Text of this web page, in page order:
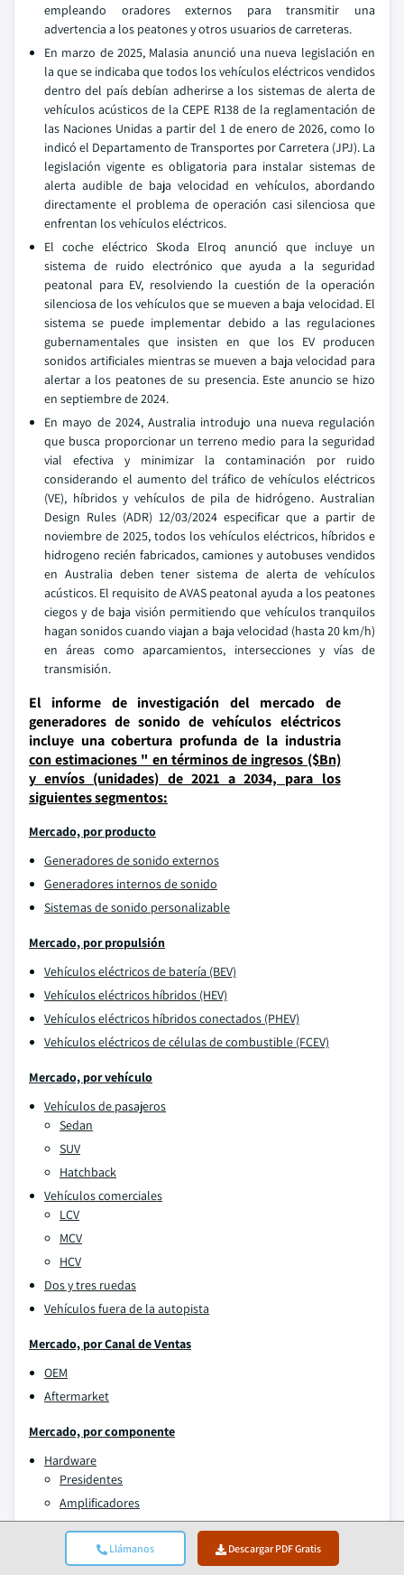
Llámanos Descargar PDF Gratis
empleando oradores externos para transmitir una
advertencia a los peatones y otros usuarios de carreteras.
En marzo de 2025, Malasia anunció una nueva legislación en
la que se indicaba que todos los vehículos eléctricos vendidos
dentro del país debían adherirse a los sistemas de alerta de
vehículos acústicos de la CEPE R138 de la reglamentación de
las Naciones Unidas a partir del 1 de enero de 2026, como lo
indicó el Departamento de Transportes por Carretera (JPJ). La
legislación vigente es obligatoria para instalar sistemas de
alerta audible de baja velocidad en vehículos, abordando
directamente el problema de operación casi silenciosa que
enfrentan los vehículos eléctricos.
El coche eléctrico Skoda Elroq anunció que incluye un
sistema de ruido electrónico que ayuda a la seguridad
peatonal para EV, resolviendo la cuestión de la operación
silenciosa de los vehículos que se mueven a baja velocidad. El
sistema se puede implementar debido a las regulaciones
gubernamentales que insisten en que los EV producen
sonidos artificiales mientras se mueven a baja velocidad para
alertar a los peatones de su presencia. Este anuncio se hizo
en septiembre de 2024.
En mayo de 2024, Australia introdujo una nueva regulación
que busca proporcionar un terreno medio para la seguridad
vial efectiva y minimizar la contaminación por ruido
considerando el aumento del tráfico de vehículos eléctricos
(VE), híbridos y vehículos de pila de hidrógeno. Australian
Design Rules (ADR) 12/03/2024 especificar que a partir de
noviembre de 2025, todos los vehículos eléctricos, híbridos e
hidrogeno recién fabricados, camiones y autobuses vendidos
en Australia deben tener sistema de alerta de vehículos
acústicos. El requisito de AVAS peatonal ayuda a los peatones
ciegos y de baja visión permitiendo que vehículos tranquilos
hagan sonidos cuando viajan a baja velocidad (hasta 20 km/h)
en áreas como aparcamientos, intersecciones y vías de
transmisión.
El informe de investigación del mercado de
generadores de sonido de vehículos eléctricos
incluye una cobertura profunda de la industria
con estimaciones " en términos de ingresos ($Bn)
y envíos (unidades) de 2021 a 2034, para los
siguientes segmentos:
Mercado, por producto
Generadores de sonido externos
Generadores internos de sonido
Sistemas de sonido personalizable
Mercado, por propulsión
Vehículos eléctricos de batería (BEV)
Vehículos eléctricos híbridos (HEV)
Vehículos eléctricos híbridos conectados (PHEV)
Vehículos eléctricos de células de combustible (FCEV)
Mercado, por vehículo
Vehículos de pasajeros
Sedan
SUV
Hatchback
Vehículos comerciales
LCV
MCV
HCV
Dos y tres ruedas
Vehículos fuera de la autopista
Mercado, por Canal de Ventas
OEM
Aftermarket
Mercado, por componente
Hardware
Presidentes
Amplificadores
Controladores
Actuadores